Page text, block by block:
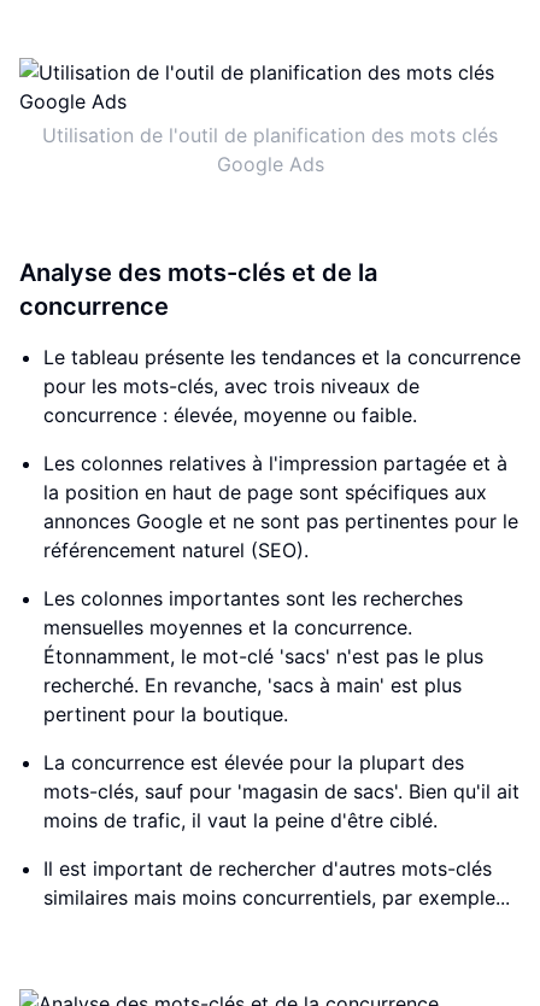
Utilisation de l'outil de planification des mots clés
Google Ads
Analyse des mots-clés et de la
concurrence
Le tableau présente les tendances et la concurrence
pour les mots-clés, avec trois niveaux de
concurrence : élevée, moyenne ou faible.
Les colonnes relatives à l'impression partagée et à
la position en haut de page sont spécifiques aux
annonces Google et ne sont pas pertinentes pour le
référencement naturel (SEO).
Les colonnes importantes sont les recherches
mensuelles moyennes et la concurrence.
Étonnamment, le mot-clé 'sacs' n'est pas le plus
recherché. En revanche, 'sacs à main' est plus
pertinent pour la boutique.
La concurrence est élevée pour la plupart des
mots-clés, sauf pour 'magasin de sacs'. Bien qu'il ait
moins de trafic, il vaut la peine d'être ciblé.
Il est important de rechercher d'autres mots-clés
similaires mais moins concurrentiels, par exemple...